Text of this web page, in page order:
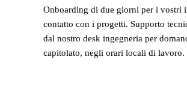
Onboarding di due giorni per i vostri
contatto con i progetti. Supporto
dal nostro desk ingegneria per
capitolato, negli orari locali di lavoro.